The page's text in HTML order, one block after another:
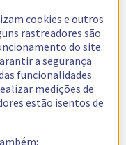
cookies e outros
rastreadores são
do site.
a segurança
funcionalidades
medições de
estão isentos de